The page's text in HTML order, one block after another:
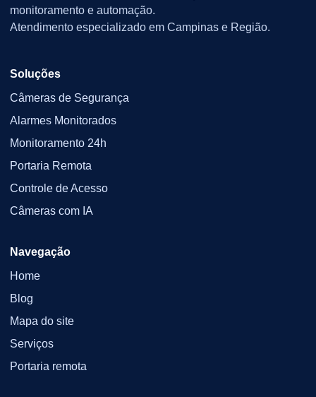
monitoramento e automação.
Atendimento especializado em Campinas e Região.
Soluções
Câmeras de Segurança
Alarmes Monitorados
Monitoramento 24h
Portaria Remota
Controle de Acesso
Câmeras com IA
Navegação
Home
Blog
Mapa do site
Serviços
Portaria remota